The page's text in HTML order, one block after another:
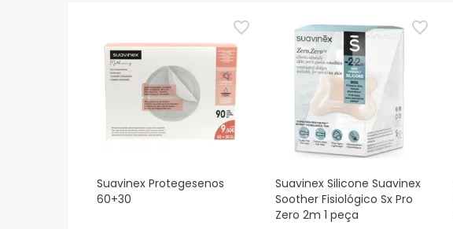
Suavinex Protegesenos
60+30
Suavinex Silicone Suavinex
Soother Fisiológico Sx Pro
Zero 2m 1 peça